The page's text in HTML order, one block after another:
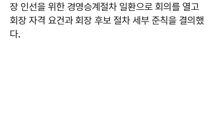
장 인선을 위한 경영승계절차 일환으로 회의를 열고
회장 자격 요건과 회장 후보 절차 세부 준칙을 결의했
다.